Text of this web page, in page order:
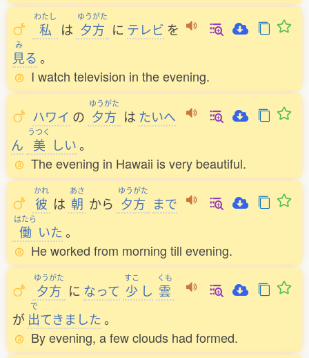
わたし
私 は
ゆうがた
夕方 に テレビ を
み
見る 。
I watch television in the evening.
ハワイ の
ゆうがた
夕方 は たいへ
ん
うつく
美 しい。
The evening in Hawaii is very beautiful.
かれ
彼 は
あさ
朝 から
ゆうがた
夕方 まで
はたら
働 いた。
He worked from morning till evening.
ゆうがた
夕方 に なって
すこ
少 し
くも
雲
が
で
出てきました。
By evening, a few clouds had formed.